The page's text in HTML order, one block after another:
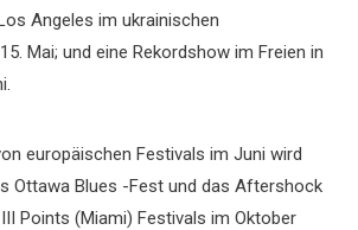
Angeles im ukrainischen
Mai; und eine Rekordshow im Freien in
europäischen Festivals im Juni wird
Ottawa Blues -Fest und das Aftershock
Points (Miami) Festivals im Oktober